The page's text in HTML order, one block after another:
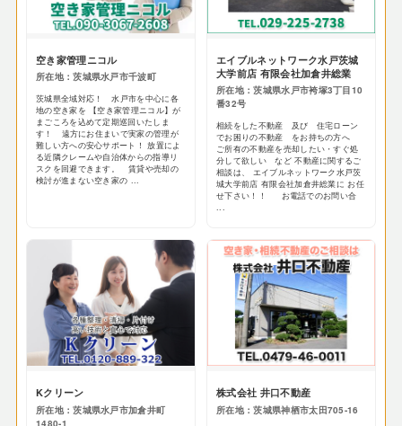
空き家管理ニコル
所在地：茨城県水戸市千波町
茨城県全域対応！ 水戸市を中心に各
地の空き家を 【空き家管理ニコル】が
まごころを込めて定期巡回いたしま
す！ 遠方にお住まいで実家の管理が
難しい方への安心サポート！ 放置によ
る近隣クレームや自治体からの指導リ
スクを回避できます。 賃貸や売却の
検討が進まない空き家の ...
エイブルネットワーク水戸茨城
大学前店 有限会社加倉井総業
所在地：茨城県水戸市袴塚3丁目10
番32号
相続をした不動産 及び 住宅ローン
でお困りの不動産 をお持ちの方へ
ご所有の不動産を売却したい・すぐ処
分して欲しい など 不動産に関するご
相談は、 エイブルネットワーク水戸茨
城大学前店 有限会社加倉井総業に お任
せ下さい！！ お電話でのお問い合
...
Kクリーン
所在地：茨城県水戸市加倉井町
1480-1
株式会社 井口不動産
所在地：茨城県神栖市太田705-16